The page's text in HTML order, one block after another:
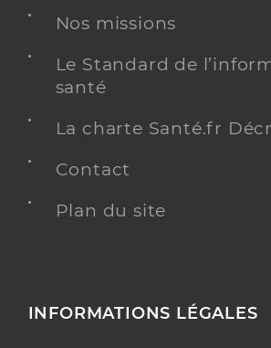
Nos missions
Le Standard de
santé
La charte Santé.fr
Contact
Plan du site
INFORMATIONS LÉGALES